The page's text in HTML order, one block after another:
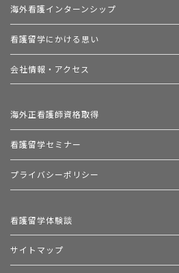
海外看護インターンシップ
看護留学にかける思い
会社情報・アクセス
海外正看護師資格取得
看護留学セミナー
プライバシーポリシー
看護留学体験談
サイトマップ